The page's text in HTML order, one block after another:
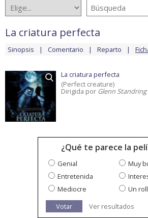
La criatura perfecta
Sinopsis Comentario Reparto
La criatura perfecta
(Perfect creature)
Dirigida por Glenn Standring
¿Qué te parece la
Genial
Muy
Entretenida
Mediocre
Un
Votar
Ver resultados